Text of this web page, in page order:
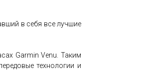
в себя все лучшие
Garmin Venu. Таким
технологии и